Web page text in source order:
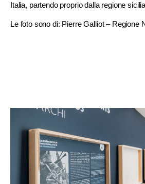
Italia, partendo proprio dalla regione
Le foto sono di: Pierre Galliot – Regione